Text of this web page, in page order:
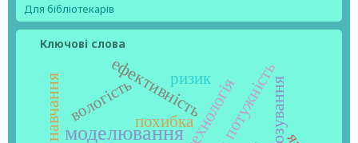
Для бібліотекарів
Ключові слова
моделювання
ефективність
вологість ризик
похибка